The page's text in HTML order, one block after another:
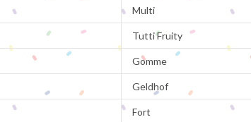
Multi
Tutti Fruity
Gomme
Geldhof
Fort